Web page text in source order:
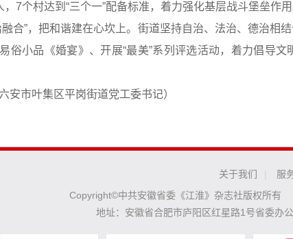
，7个村达到“三个一”配备标准，着力强化基层战斗堡垒作用
融合”，把和谐建在心坎上。街道坚持自治、法治、德治相
俗小品《婚宴》、开展“最美”系列评选活动，着力倡导
安市叶集区平岗街道党工委书记）
关于我们 服
Copyright©中共安徽省委《江淮》杂志社版权所有
地址：安徽省合肥市庐阳区红星路1号省委办